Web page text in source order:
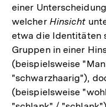
einer
welcher Hinsicht
etwa die Identitäten
Gruppen in einer
(beispielsweise
"schwarzhaarig"),
(beispielsweise